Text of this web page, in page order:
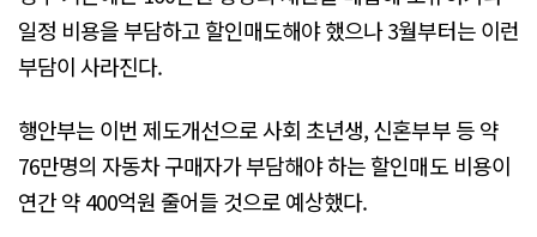
일정 비용을 부담하고 할인매도해야 했으나 3월부터는 이런
부담이 사라진다.
행안부는 이번 제도개선으로 사회 초년생, 신혼부부 등 약
76만명의 자동차 구매자가 부담해야 하는 할인매도 비용이
연간 약 400억원 줄어들 것으로 예상했다.